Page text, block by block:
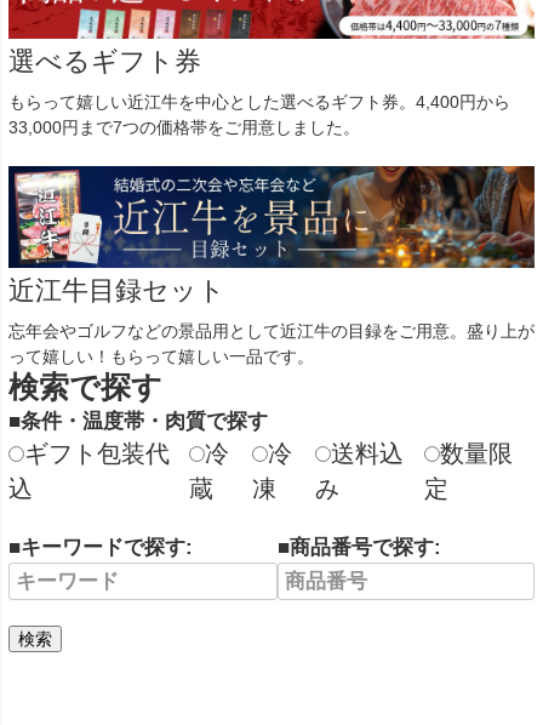
選べるギフト券
もらって嬉しい近江牛を中心とした選べるギフト券。4,400円から
33,000円まで7つの価格帯をご用意しました。
近江牛目録セット
忘年会やゴルフなどの景品用として近江牛の目録をご用意。盛り上が
って嬉しい！もらって嬉しい一品です。
検索で探す
■条件・温度帯・肉質で探す
ギフト包装代
込
冷
蔵
冷
凍
送料込
み
数量限
定
■キーワードで探す: ■商品番号で探す:
検索